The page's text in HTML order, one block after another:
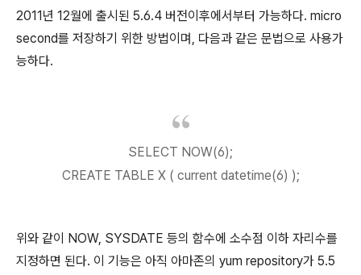
2011년 12월에 출시된 5.6.4 버전이후에서부터 가능하다. micro
second를 저장하기 위한 방법이며, 다음과 같은 문법으로 사용가
능하다.
SELECT NOW(6);
CREATE TABLE X ( current datetime(6) );
위와 같이 NOW, SYSDATE 등의 함수에 소수점 이하 자리수를
지정하면 된다. 이 기능은 아직 아마존의 yum repository가 5.5